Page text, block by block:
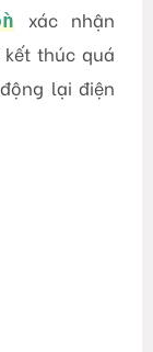
xác nhận
kết thúc quá
lại điện